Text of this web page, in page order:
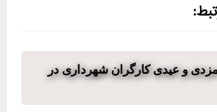
و عیدی کارگران شهرداری در